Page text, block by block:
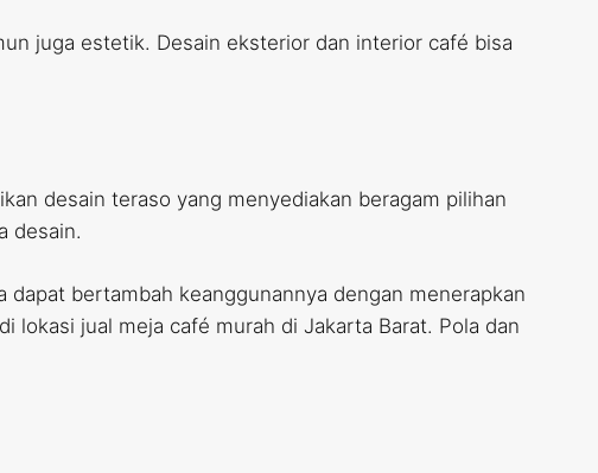
juga estetik. Desain eksterior dan interior café bisa
desain teraso yang menyediakan beragam pilihan
desain.
bertambah keanggunannya dengan menerapkan
jual meja café murah di Jakarta Barat. Pola dan